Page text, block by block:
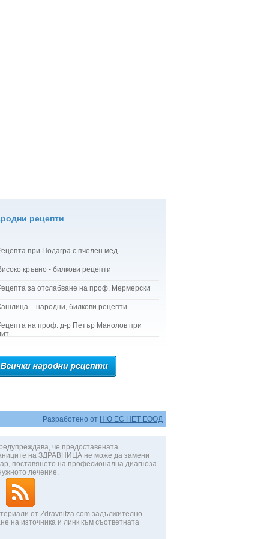
рецепти
при Подагра с пчелен мед
кръвно - билкови рецепти
за отслабване на проф. Мермерски
– народни, билкови рецепти
на проф. д-р Петър Манолов при
Разработено от НЮ ЕС НЕТ ЕООД
че предоставената
на ЗДРАВНИЦА не може да замени
поставянето на професионална диагноза
лечение.
от Zdravnitza.com задължително
на източника и линк към съответната